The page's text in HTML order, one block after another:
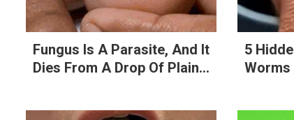
Fungus Is A Parasite, And It
Dies From A Drop Of Plain...
5
Worms